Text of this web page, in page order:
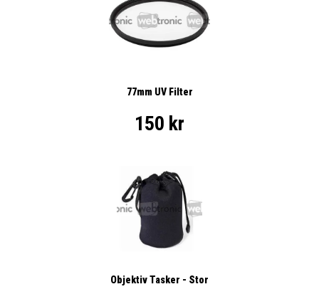
77mm UV Filter
150 kr
Objektiv Tasker - Stor